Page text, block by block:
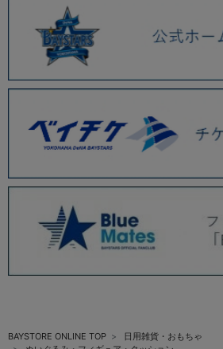
BAYSTORE ONLINE TOP
日用雑貨・おもちゃ